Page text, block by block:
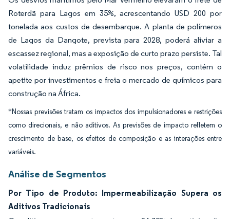
Roterdã para Lagos em 35%, acrescentando USD 200 por
tonelada aos custos de desembarque. A planta de polímeros
de Lagos da Dangote, prevista para 2028, poderá aliviar a
escassez regional, mas a exposição de curto prazo persiste. Tal
volatilidade induz prêmios de risco nos preços, contém o
apetite por investimentos e freia o mercado de químicos para
construção na África.
*Nossas previsões tratam os impactos dos impulsionadores e restrições
como direcionais, e não aditivos. As previsões de impacto refletem o
crescimento de base, os efeitos de composição e as interações entre
variáveis.
Análise de Segmentos
Por Tipo de Produto: Impermeabilização Supera os
Aditivos Tradicionais